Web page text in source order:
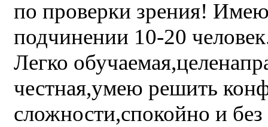
по проверки зрения!
подчинении 10-20
Легко
честная,умею решить
сложности,спокойно и